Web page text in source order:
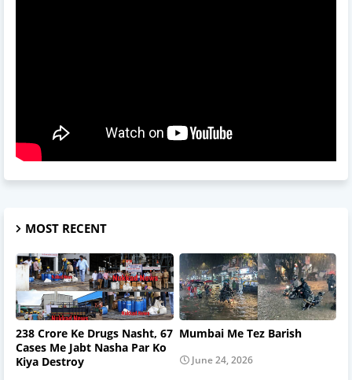
MOST RECENT
238 Crore Ke Drugs Nasht, 67
Cases Me Jabt Nasha Par Ko
Kiya Destroy
Mumbai Me Tez Barish
June 24, 2026